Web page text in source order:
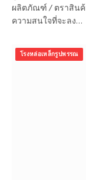
ผลิตภัณฑ์ / ตราสินค้
ความสนใจที่จะลง…
โรงหล่อเหล็กรูปพรรณ